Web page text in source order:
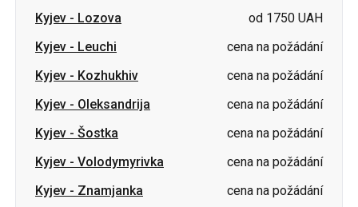
Kyjev-Oleksandrija
cena na požádání
Kyjev-Šostka
cena na požádání
Kyjev-Volodymyrivka
cena na požádání
Kyjev-Znamjanka
cena na požádání
Kyjev-Šachtarske
cena na požádání
Kyjev-Burštyn cena na požádání